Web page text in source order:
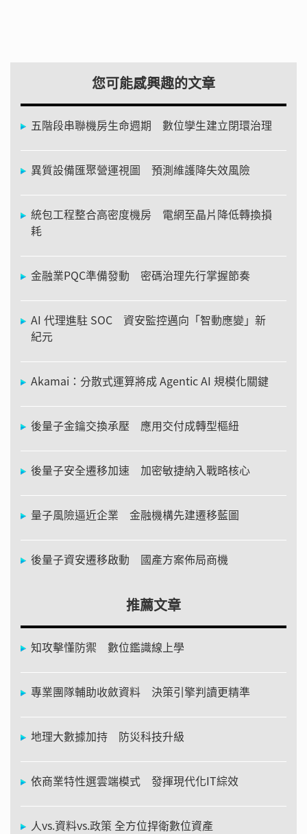
您可能感興趣的文章
五階段串聯機房生命週期 數位孿生建立閉環治理
異質設備匯聚營運視圖 預測維護降失效風險
統包工程整合高密度機房 電網至晶片降低轉換損
耗
金融業PQC準備發動 密碼治理先行掌握節奏
AI 代理進駐 SOC 資安監控邁向「智動應變」新
紀元
Akamai：分散式運算將成 Agentic AI 規模化關鍵
後量子金鑰交換承壓 應用交付成轉型樞紐
後量子安全遷移加速 加密敏捷納入戰略核心
量子風險逼近企業 金融機構先建遷移藍圖
後量子資安遷移啟動 國產方案佈局商機
推薦文章
知攻擊懂防禦 數位鑑識線上學
專業團隊輔助收斂資料 決策引擎判讀更精準
地理大數據加持 防災科技升級
依商業特性選雲端模式 發揮現代化IT綜效
人vs.資料vs.政策 全方位捍衛數位資產